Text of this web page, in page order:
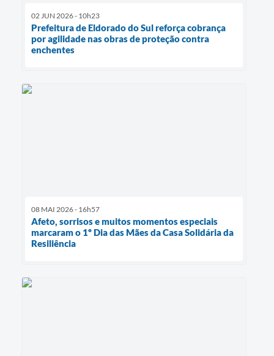
02 JUN 2026 - 10h23
Prefeitura de Eldorado do Sul reforça cobrança
por agilidade nas obras de proteção contra
enchentes
08 MAI 2026 - 16h57
Afeto, sorrisos e muitos momentos especiais
marcaram o 1º Dia das Mães da Casa Solidária da
Resiliência